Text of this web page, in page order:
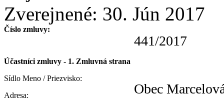
Zverejnené: 30. Jún 2017
Číslo zmluvy:
441/2017
Účastníci zmluvy - 1. Zmluvná strana
Sídlo Meno / Priezvisko:
Adresa:
Obec